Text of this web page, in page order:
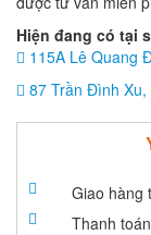
Hiện đang có tại
115A Lê Quang
87 Trần Đình Xu,
Giao hàng
Thanh